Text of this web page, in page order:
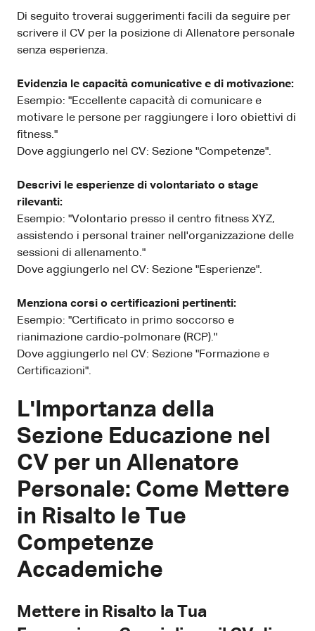
Di seguito troverai suggerimenti facili da seguire per
scrivere il CV per la posizione di Allenatore personale
senza esperienza.
Evidenzia le capacità comunicative e di motivazione:
Esempio: "Eccellente capacità di comunicare e
motivare le persone per raggiungere i loro obiettivi di
fitness."
Dove aggiungerlo nel CV: Sezione "Competenze".
Descrivi le esperienze di volontariato o stage
rilevanti:
Esempio: "Volontario presso il centro fitness XYZ,
assistendo i personal trainer nell'organizzazione delle
sessioni di allenamento."
Dove aggiungerlo nel CV: Sezione "Esperienze".
Menziona corsi o certificazioni pertinenti:
Esempio: "Certificato in primo soccorso e
rianimazione cardio-polmonare (RCP)."
Dove aggiungerlo nel CV: Sezione "Formazione e
Certificazioni".
L'Importanza della
Sezione Educazione nel
CV per un Allenatore
Personale: Come Mettere
in Risalto le Tue
Competenze
Accademiche
Mettere in Risalto la Tua